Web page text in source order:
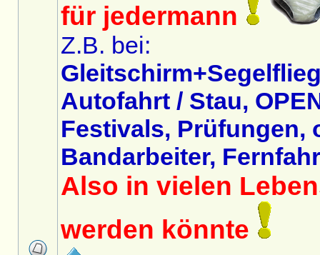
für jedermann
Z.B. bei:
Autofahrt / Stau,
Festivals, Prüfungen,
Bandarbeiter,
Also in vielen
werden könnte